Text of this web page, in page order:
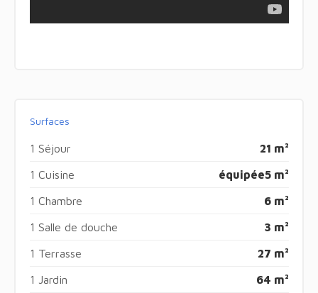
Surfaces
1 Séjour 21 m²
1 Cuisine 5 m²
équipée
1 Chambre 6 m²
1 Salle de douche 3 m²
1 Terrasse 27 m²
1 Jardin 64 m²